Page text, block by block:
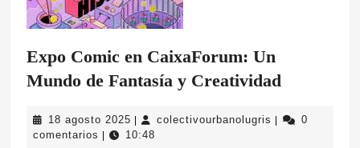
Expo Comic en CaixaForum: Un
Mundo de Fantasía y Creatividad
en
18 agosto 2025 18
agosto
colectivourbanolugris
0
comentarios
10:48